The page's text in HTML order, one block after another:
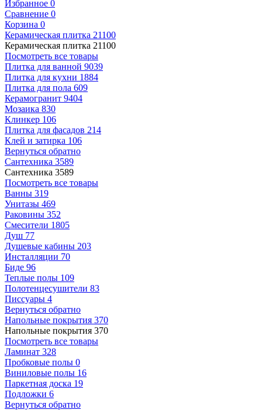
Избранное 0
Сравнение 0
Корзина 0
Керамическая плитка 21100
Керамическая плитка 21100
Посмотреть все товары
Плитка для ванной 9039
Плитка для кухни 1884
Плитка для пола 609
Керамогранит 9404
Мозаика 830
Клинкер 106
Плитка для фасадов 214
Клей и затирка 106
Вернуться обратно
Сантехника 3589
Сантехника 3589
Посмотреть все товары
Ванны 319
Унитазы 469
Раковины 352
Смесители 1805
Душ 77
Душевые кабины 203
Инсталляции 70
Биде 96
Теплые полы 109
Полотенцесушители 83
Писсуары 4
Вернуться обратно
Напольные покрытия 370
Напольные покрытия 370
Посмотреть все товары
Ламинат 328
Пробковые полы 0
Виниловые полы 16
Паркетная доска 19
Подложки 6
Вернуться обратно